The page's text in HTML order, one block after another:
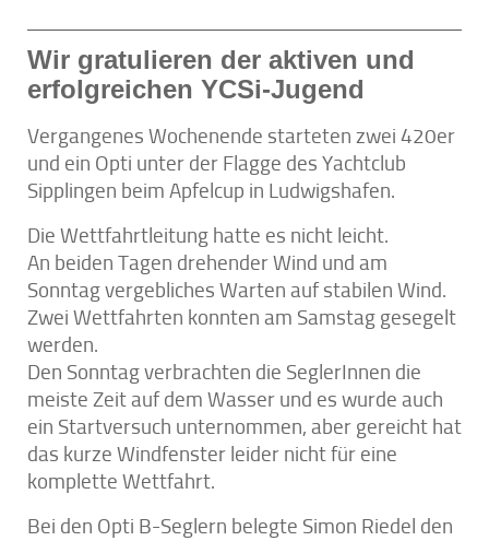
Wir gratulieren der aktiven und
erfolgreichen YCSi-Jugend
Vergangenes Wochenende starteten zwei 420er
und ein Opti unter der Flagge des Yachtclub
Sipplingen beim Apfelcup in Ludwigshafen.
Die Wettfahrtleitung hatte es nicht leicht.
An beiden Tagen drehender Wind und am
Sonntag vergebliches Warten auf stabilen Wind.
Zwei Wettfahrten konnten am Samstag gesegelt
werden.
Den Sonntag verbrachten die SeglerInnen die
meiste Zeit auf dem Wasser und es wurde auch
ein Startversuch unternommen, aber gereicht hat
das kurze Windfenster leider nicht für eine
komplette Wettfahrt.
Bei den Opti B-Seglern belegte Simon Riedel den